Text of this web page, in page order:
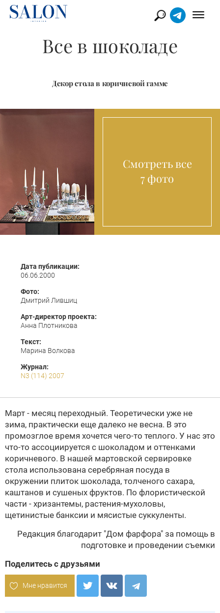
Все в шоколаде
Декор стола в коричневой гамме
Смотреть все
7 фото
Дата публикации:
06.06.2000
Фото:
Дмитрий Лившиц
Арт-директор проекта:
Анна Плотникова
Текст:
Марина Волкова
Журнал:
N3 (114) 2007
Март - месяц переходный. Теоретически уже не
зима, практически еще далеко не весна. В это
промозглое время хочется чего-то теплого. У нас это
что-то ассоциируется с шоколадом и оттенками
коричневого. В нашей мартовской сервировке
стола использована серебряная посуда в
окружении плиток шоколада, толченого сахара,
каштанов и сушеных фруктов. По флористической
части - хризантемы, растения-мухоловы,
щетинистые банксии и мясистые суккуленты.
Редакция благодарит "Дом фарфора" за помощь в
подготовке и проведении съемки
Поделитесь с друзьями
Мне нравится